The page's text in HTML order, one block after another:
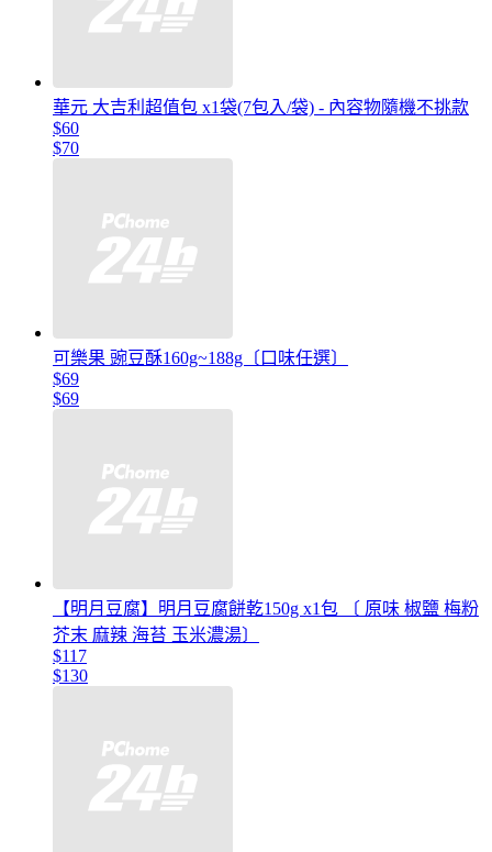
華元 大吉利超值包 x1袋(7包入/袋) - 內容物隨機不挑款
$60
$70
可樂果 豌豆酥160g~188g〔口味任選〕
$69
$69
【明月豆腐】明月豆腐餅乾150g x1包 〔 原味 椒鹽 梅粉
芥末 麻辣 海苔 玉米濃湯〕
$117
$130